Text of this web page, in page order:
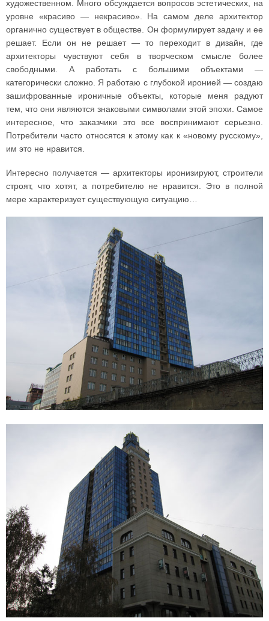
художественном. Много обсуждается вопросов эстетических, на
уровне «красиво — некрасиво». На самом деле архитектор
органично существует в обществе. Он формулирует задачу и ее
решает. Если он не решает — то переходит в дизайн, где
архитекторы чувствуют себя в творческом смысле более
свободными. А работать с большими объектами —
категорически сложно. Я работаю с глубокой иронией — создаю
зашифрованные ироничные объекты, которые меня радуют
тем, что они являются знаковыми символами этой эпохи. Самое
интересное, что заказчики это все воспринимают серьезно.
Потребители часто относятся к этому как к «новому русскому»,
им это не нравится.
Интересно получается — архитекторы иронизируют, строители
строят, что хотят, а потребителю не нравится. Это в полной
мере характеризует существующую ситуацию…